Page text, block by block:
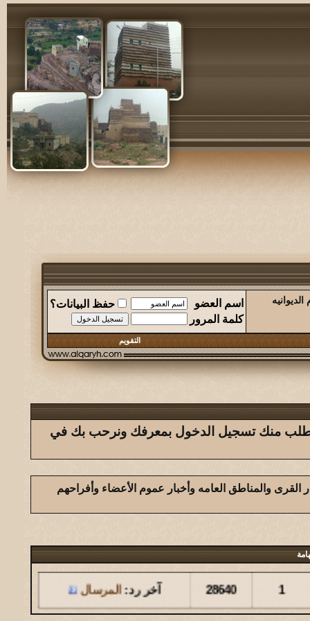
اسم العضو
حفظ البيانات؟
كلمة المرور
التقويم
يتطلب منك تسجيل الدخول بمعرفك ونرحب بك في
القرى والمناطق العامه وأخبار عموم الأعضاء وأفراحهم
مشاركات
1
28640 آخر رد:المرسال
مشاركات المشاهدات آخر مشاركة